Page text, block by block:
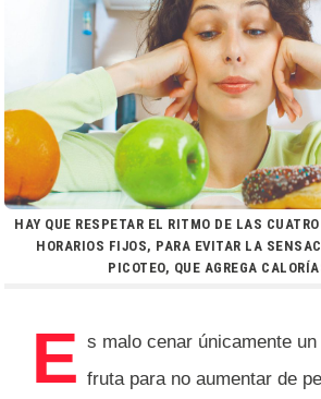
HAY QUE RESPETAR EL RITMO DE LAS
HORARIOS FIJOS, PARA EVITAR LA
PICOTEO, QUE AGREGA
E s malo cenar únicamente
fruta para no aumentar de